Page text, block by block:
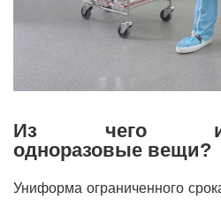
Из чего
одноразовые вещи?
Униформа ограниченного